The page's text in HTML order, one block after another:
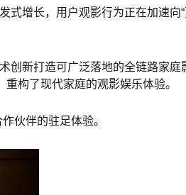
增长，用户观影行为正在加速向
创新打造可广泛落地的全链路家庭
构了现代家庭的观影娱乐体验。
伙伴的驻足体验。